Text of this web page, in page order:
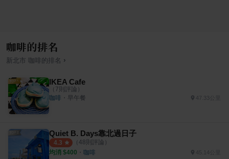
咖啡的排名
新北市 咖啡 的排名 ›
IKEA Cafe
（ 7則評論）
咖啡 ・ 早午餐 47.33公里
Quiet B. Days靠北過日子
4.3 （ 48則評論）
均消 $400 ・ 咖啡 45.14公里